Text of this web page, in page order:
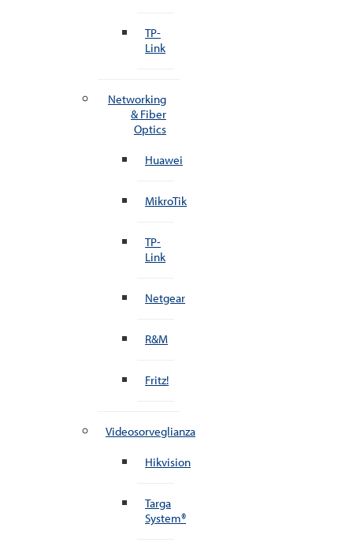
TP-
Link
Networking
& Fiber
Optics
Huawei
MikroTik
TP-
Link
Netgear
R&M
Fritz!
Videosorveglianza
Hikvision
Targa
System®